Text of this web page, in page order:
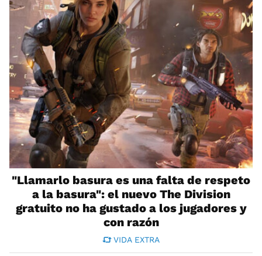
"Llamarlo basura es una falta de respeto
a la basura": el nuevo The Division
gratuito no ha gustado a los jugadores y
con razón
VIDA EXTRA